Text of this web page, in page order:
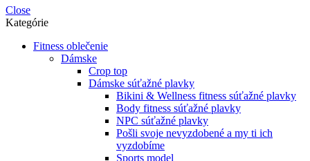
Close
Kategórie
Fitness oblečenie
Dámske
Crop top
Dámske súťažné plavky
Bikini & Wellness fitness súťažné plavky
Body fitness súťažné plavky
NPC súťažné plavky
Pošli svoje nevyzdobené a my ti ich
vyzdobíme
Sports model